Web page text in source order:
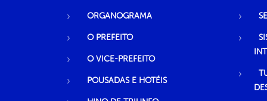
ORGANOGRAMA
O PREFEITO
O VICE-PREFEITO
POUSADAS E HOTÉIS